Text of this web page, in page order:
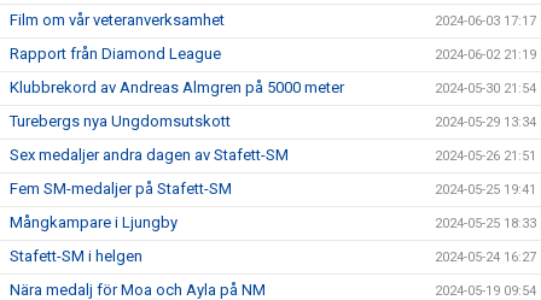
Film om vår veteranverksamhet 2024-06-03 17:17
Rapport från Diamond League 2024-06-02 21:19
Klubbrekord av Andreas Almgren på 5000 meter 2024-05-30 21:54
Turebergs nya Ungdomsutskott 2024-05-29 13:34
Sex medaljer andra dagen av Stafett-SM 2024-05-26 21:51
Fem SM-medaljer på Stafett-SM 2024-05-25 19:41
Mångkampare i Ljungby 2024-05-25 18:33
Stafett-SM i helgen 2024-05-24 16:27
Nära medalj för Moa och Ayla på NM 2024-05-19 09:54